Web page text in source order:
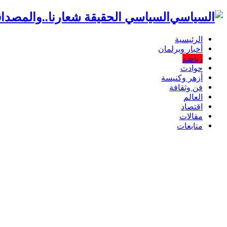
السياسي الحقيقة
الرئيسية
أخبار وبرلمان
رياضة
حوادث
أزهر وكنيسة
فن وثقافة
العالم
اقتصاد
مقالات
متابعات